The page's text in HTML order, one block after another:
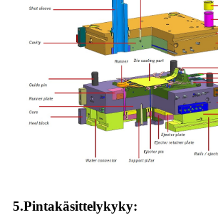
5.Pintakäsittelykyky: